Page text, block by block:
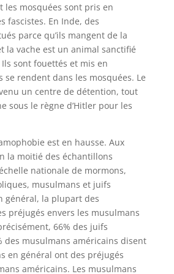
les mosquées sont pris en
fascistes. En Inde, des
parce qu’ils mangent de la
la vache est un animal sanctifié
sont fouettés et mis en
se rendent dans les mosquées. Le
un centre de détention, tout
sous le règne d’Hitler pour les
est en hausse. Aux
la moitié des échantillons
nationale de mormons,
musulmans et juifs
général, la plupart des
préjugés envers les musulmans
66% des juifs
des musulmans américains disent
en général ont des préjugés
américains. Les musulmans